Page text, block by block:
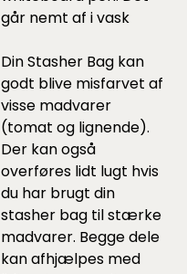
går nemt af i vask
Din Stasher Bag kan
godt blive misfarvet af
visse madvarer
(tomat og lignende).
Der kan også
overføres lidt lugt hvis
du har brugt din
stasher bag til stærke
madvarer. Begge dele
kan afhjælpes med